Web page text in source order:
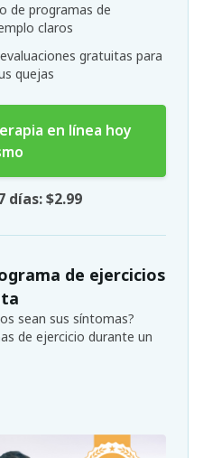
de programas de
claros
gratuitas para
quejas
en línea hoy
días: $2.99
de ejercicios
sean sus síntomas?
de ejercicio durante un